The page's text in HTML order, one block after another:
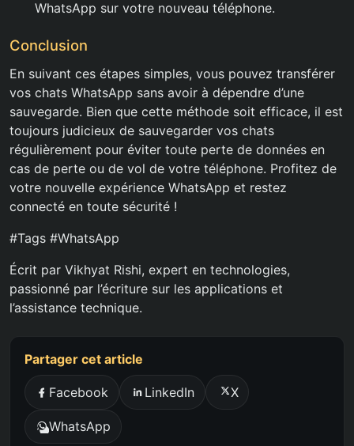
WhatsApp sur votre nouveau téléphone.
Conclusion
En suivant ces étapes simples, vous pouvez transférer
vos chats WhatsApp sans avoir à dépendre d’une
sauvegarde. Bien que cette méthode soit efficace, il est
toujours judicieux de sauvegarder vos chats
régulièrement pour éviter toute perte de données en
cas de perte ou de vol de votre téléphone. Profitez de
votre nouvelle expérience WhatsApp et restez
connecté en toute sécurité !
#Tags #WhatsApp
Écrit par Vikhyat Rishi, expert en technologies,
passionné par l’écriture sur les applications et
l’assistance technique.
Partager cet article
Facebook LinkedIn X
WhatsApp